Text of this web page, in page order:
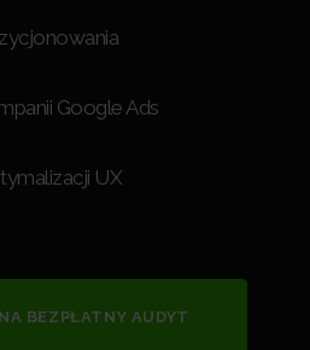
Google Ads
UX
BEZPŁATNY AUDYT